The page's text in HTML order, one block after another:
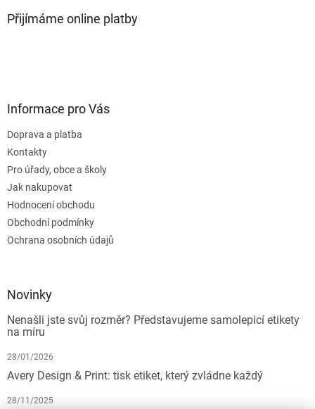
Přijímáme online platby
Informace pro Vás
Doprava a platba
Kontakty
Pro úřady, obce a školy
Jak nakupovat
Hodnocení obchodu
Obchodní podmínky
Ochrana osobních údajů
Novinky
Nenašli jste svůj rozměr? Představujeme samolepicí etikety
na míru
28/01/2026
Avery Design & Print: tisk etiket, který zvládne každý
28/11/2025